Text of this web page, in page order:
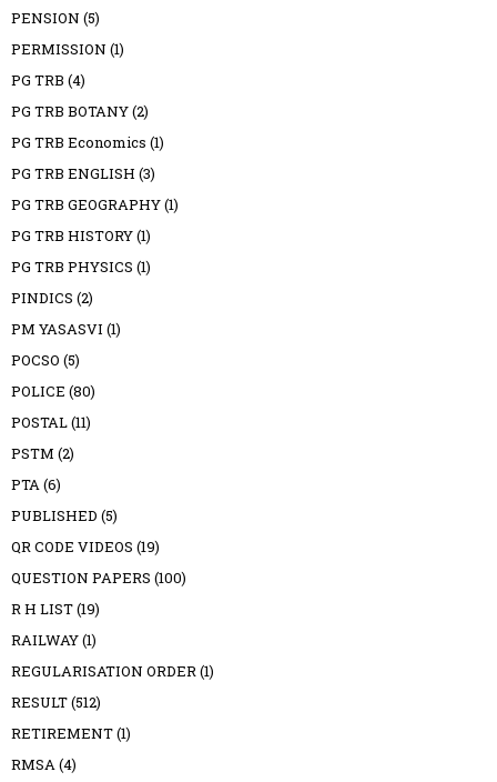
PENSION (5)
PERMISSION (1)
PG TRB (4)
PG TRB BOTANY(2)
PG TRB Economics (1)
PG TRB ENGLISH (3)
PG TRB GEOGRAPHY(1)
PG TRB HISTORY(1)
PG TRB PHYSICS (1)
PINDICS (2)
PM YASASVI (1)
POCSO (5)
POLICE (80)
POSTAL(11)
PSTM (2)
PTA(6)
PUBLISHED (5)
QR CODE VIDEOS (19)
QUESTION PAPERS (100)
R H LIST(19)
RAILWAY(1)
REGULARISATION ORDER(1)
RESULT(512)
RETIREMENT(1)
RMSA(4)